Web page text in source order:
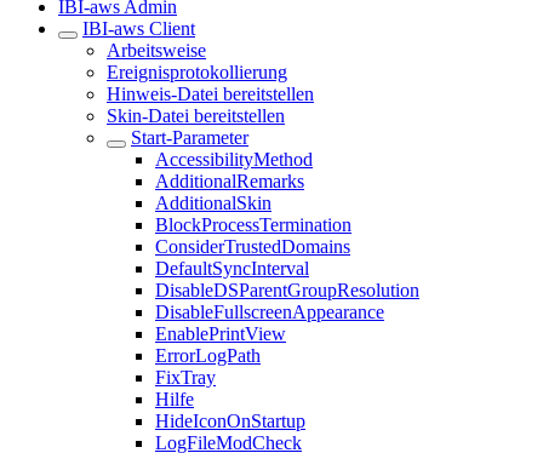
IBI-aws Admin
IBI-aws Client
Arbeitsweise
Ereignisprotokollierung
Hinweis-Datei bereitstellen
Skin-Datei bereitstellen
Start-Parameter
AccessibilityMethod
AdditionalRemarks
AdditionalSkin
BlockProcessTermination
ConsiderTrustedDomains
DefaultSyncInterval
DisableDSParentGroupResolution
DisableFullscreenAppearance
EnablePrintView
ErrorLogPath
FixTray
Hilfe
HideIconOnStartup
LogFileModCheck